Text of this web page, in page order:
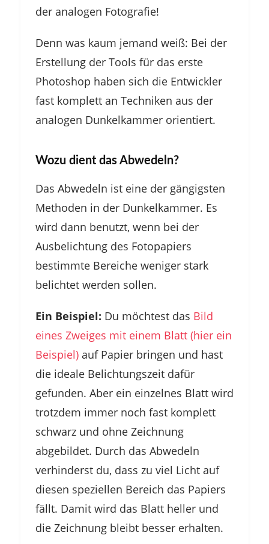
der analogen Fotografie!
Denn was kaum jemand weiß: Bei der
Erstellung der Tools für das erste
Photoshop haben sich die Entwickler
fast komplett an Techniken aus der
analogen Dunkelkammer orientiert.
Wozu dient das Abwedeln?
Das Abwedeln ist eine der gängigsten
Methoden in der Dunkelkammer. Es
wird dann benutzt, wenn bei der
Ausbelichtung des Fotopapiers
bestimmte Bereiche weniger stark
belichtet werden sollen.
Ein Beispiel: Du möchtest das Bild
eines Zweiges mit einem Blatt (hier ein
Beispiel)auf Papier bringen und hast
die ideale Belichtungszeit dafür
gefunden. Aber ein einzelnes Blatt wird
trotzdem immer noch fast komplett
schwarz und ohne Zeichnung
abgebildet. Durch das Abwedeln
verhinderst du, dass zu viel Licht auf
diesen speziellen Bereich das Papiers
fällt. Damit wird das Blatt heller und
die Zeichnung bleibt besser erhalten.